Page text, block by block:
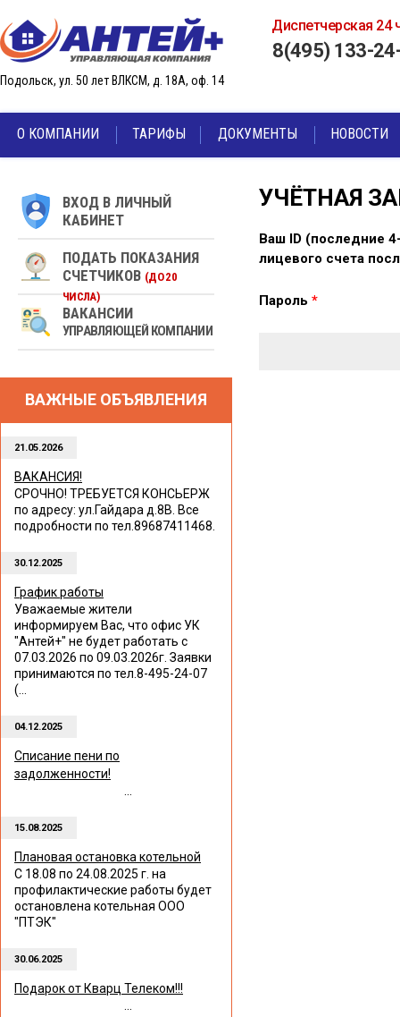
Перейти к основному содержанию
Подольск, ул. 50 лет ВЛКСМ, д. 18А, оф. 14
Диспетчерская 24
8(495) 133-
О КОМПАНИИ ТАРИФЫ ДОКУМЕНТЫ НОВОСТИ
УЧЁТНАЯ
Главные
Ваш ID (последние
лицевого счета
Пароль *
ВХОД В ЛИЧНЫЙ
КАБИНЕТ
ПОДАТЬ ПОКАЗАНИЯ
СЧЕТЧИКОВ (ДО 20
ЧИСЛА)
ВАКАНСИИ
УПРАВЛЯЮЩЕЙ КОМПАНИИ
ВАЖНЫЕ ОБЪЯВЛЕНИЯ
21.05.2026
ВАКАНСИЯ!
СРОЧНО! ТРЕБУЕТСЯ КОНСЬЕРЖ
по адресу: ул.Гайдара д.8В. Все
подробности по тел.89687411468.
30.12.2025
График работы
Уважаемые жители
информируем Вас, что офис УК
"Антей+" не будет работать с
07.03.2026 по 09.03.2026г. Заявки
принимаются по тел.8-495-24-07
(...
04.12.2025
Списание пени по
задолженности!
15.08.2025
Плановая остановка котельной
С 18.08 по 24.08.2025 г. на
профилактические работы будет
остановлена котельная ООО
"ПТЭК"
30.06.2025
Подарок от Кварц Телеком!!!